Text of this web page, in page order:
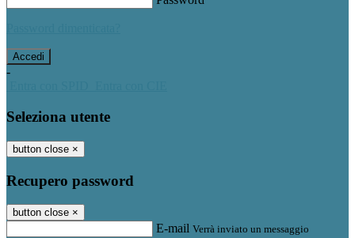
-
Seleziona utente
button close ×
Recupero password
button close ×
E-mail Verrà inviato un messaggio